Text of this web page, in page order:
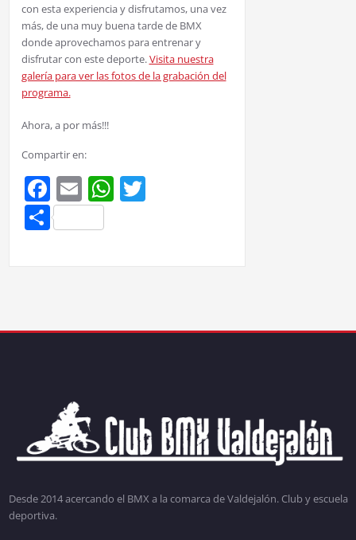
con esta experiencia y disfrutamos, una vez
más, de una muy buena tarde de BMX
donde aprovechamos para entrenar y
disfrutar con este deporte.Visita nuestra
galería para ver las fotos de la grabación del
programa.
Ahora, a por más!!!
Compartir en:
Facebook
EmailWhatsApp
Twitter
Compartir
Desde 2014 acercando el BMX a la comarca de Valdejalón. Club y escuela
deportiva.